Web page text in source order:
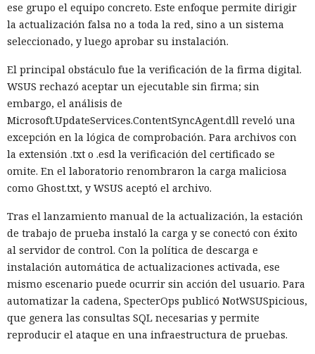
ese grupo el equipo concreto. Este enfoque permite dirigir
la actualización falsa no a toda la red, sino a un sistema
seleccionado, y luego aprobar su instalación.
El principal obstáculo fue la verificación de la firma digital.
WSUS rechazó aceptar un ejecutable sin firma; sin
embargo, el análisis de
Microsoft.UpdateServices.ContentSyncAgent.dll reveló una
excepción en la lógica de comprobación. Para archivos con
la extensión .txt o .esd la verificación del certificado se
omite. En el laboratorio renombraron la carga maliciosa
como Ghost.txt, y WSUS aceptó el archivo.
Tras el lanzamiento manual de la actualización, la estación
de trabajo de prueba instaló la carga y se conectó con éxito
al servidor de control. Con la política de descarga e
instalación automática de actualizaciones activada, ese
mismo escenario puede ocurrir sin acción del usuario. Para
automatizar la cadena, SpecterOps publicó NotWSUSpicious,
que genera las consultas SQL necesarias y permite
reproducir el ataque en una infraestructura de pruebas.